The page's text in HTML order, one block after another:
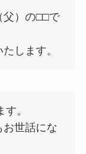
）の□□で
します。
。
世話にな